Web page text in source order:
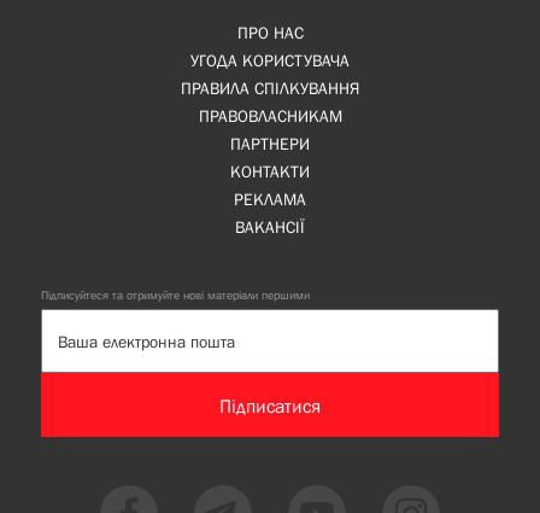
ПРО НАС
УГОДА КОРИСТУВАЧА
ПРАВИЛА СПІЛКУВАННЯ
ПРАВОВЛАСНИКАМ
ПАРТНЕРИ
КОНТАКТИ
РЕКЛАМА
ВАКАНСІЇ
Підписуйтеся та отримуйте нові матеріали першими
Підписатися